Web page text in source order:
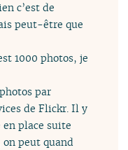
c’est de
peut-être que
1000 photos, je
par
de Flickr. Il y
place suite
peut quand